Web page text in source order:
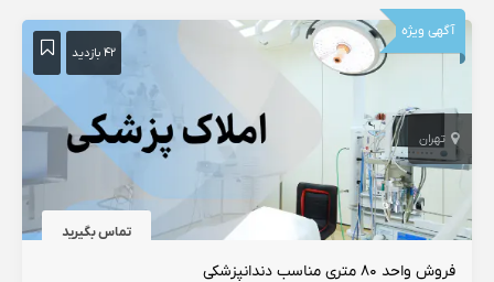
آگهی ویژه
۴۲ بازدید
تهران
تماس بگیرید
فروش واحد ۸۰ متری مناسب دندانپزشکی